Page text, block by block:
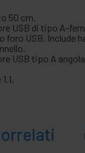
50 cm.
USB di tipo A-
foro USB. Include
USB tipo A